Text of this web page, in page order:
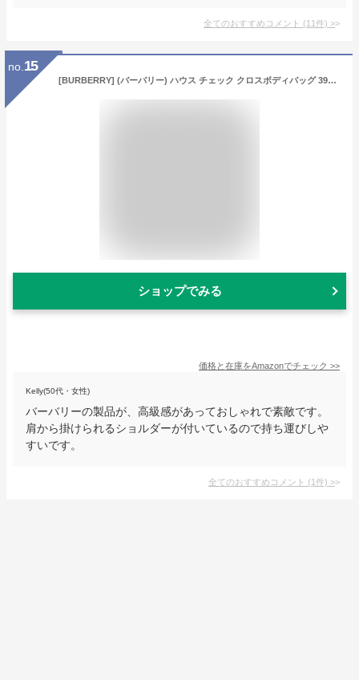
全てのおすすめコメント (11件) >
no. 15
[BURBERRY] (バーバリー) ハウス チェック クロスボディバッグ 3980825 ショルダーバッグ 斜め掛け SMALL MACKEN CROSS BODY BAG [並行輸入品]
ショップでみる
価格と在庫をAmazonでチェック >>
Kelly(50代・女性)
バーバリーの製品が、高級感があっておしゃれで素敵です。
肩から掛けられるショルダーが付いているので持ち運びしや
すいです。
全てのおすすめコメント (1件) >